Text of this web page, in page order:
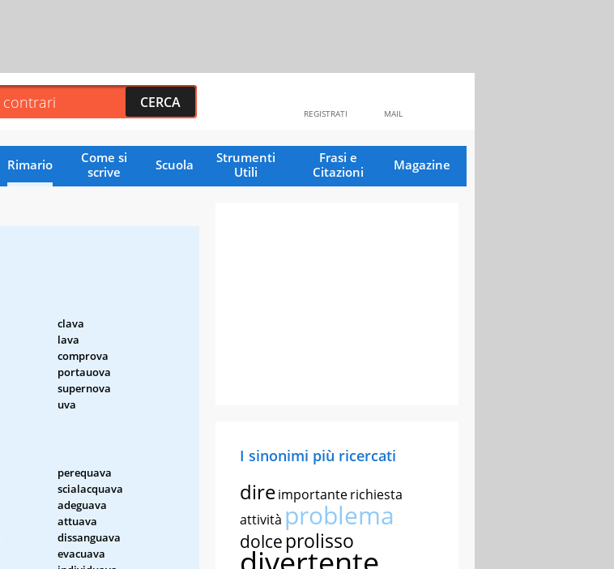
MAIL
REGISTRATI
Rimario
Come si
scrive
Scuola
Strumenti
Utili
Frasi e
Citazioni
Magazine
clava
lava
comprova
portauova
supernova
uva
perequava
scialacquava
adeguava
attuava
dissanguava
evacuava
I sinonimi più ricercati
direimportanterichiesta
attività problema
dolce prolisso